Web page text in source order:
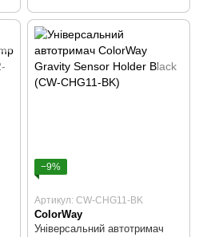
−9%
Артикул: CW-CHG11-BK
ColorWay
Універсальний автотримач